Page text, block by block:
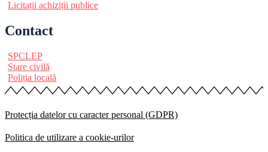
Licitații achiziții publice
Contact
SPCLEP
Stare civilă
Poliția locală
Protecția datelor cu caracter personal (GDPR)
Politica de utilizare a cookie-urilor